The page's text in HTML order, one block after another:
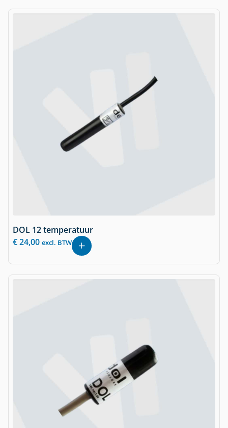
DOL 12 temperatuur
€24,00 excl. BTW